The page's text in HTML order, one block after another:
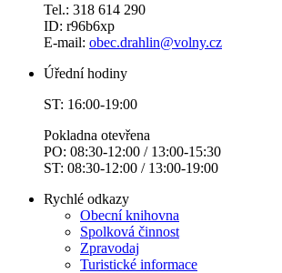
Tel.: 318 614 290
ID: r96b6xp
E-mail: obec.drahlin@volny.cz
Úřední hodiny
ST: 16:00-19:00
Pokladna otevřena
PO: 08:30-12:00 / 13:00-15:30
ST: 08:30-12:00 / 13:00-19:00
Rychlé odkazy
Obecní knihovna
Spolková činnost
Zpravodaj
Turistické informace